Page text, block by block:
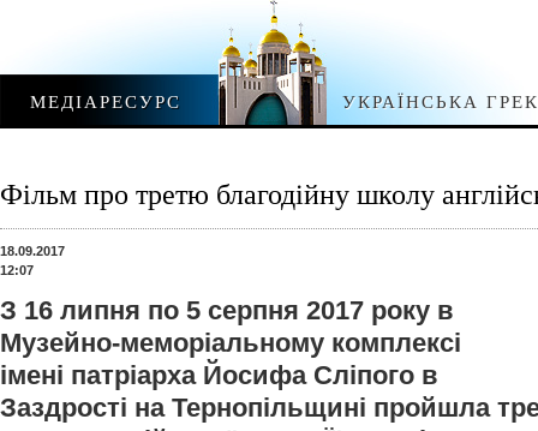
МЕДІАРЕСУРС УКРАЇНСЬКА
Фільм про третю благодійну школу
18.09.2017
12:07
З 16 липня по 5 серпня 2017 року в
Музейно-меморіальному комплексі
імені патріарха Йосифа Сліпого в
Заздрості на Тернопільщині пройшла